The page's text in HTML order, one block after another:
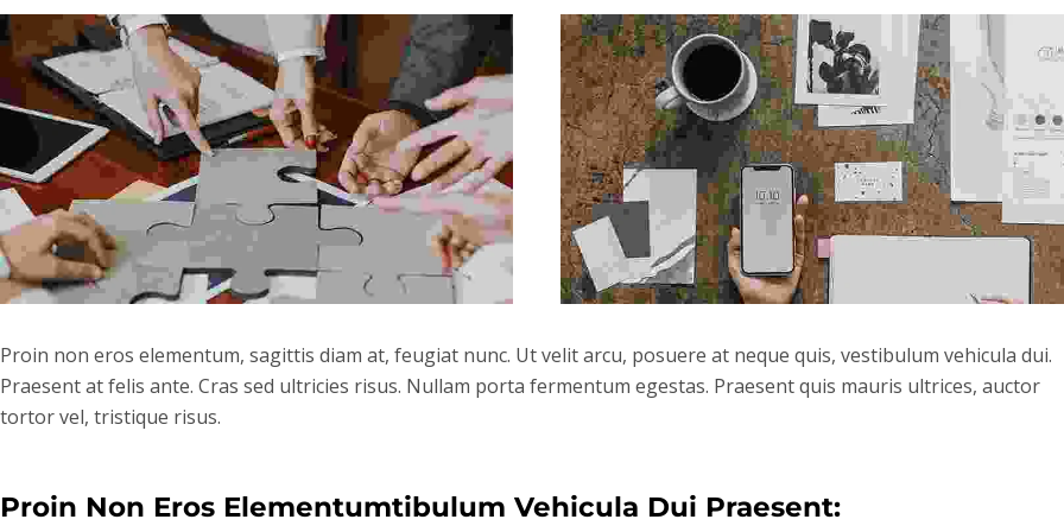
Proin non eros elementum, sagittis diam at, feugiat nunc. Ut velit arcu, posuere at neque quis, vestibulum vehicula dui.
Praesent at felis ante. Cras sed ultricies risus. Nullam porta fermentum egestas. Praesent quis mauris ultrices, auctor
tortor vel, tristique risus.
Proin Non Eros Elementumtibulum Vehicula Dui Praesent: